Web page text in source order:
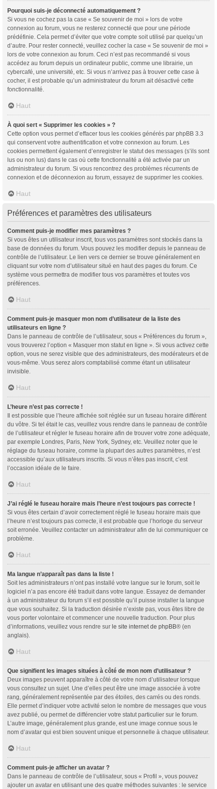
Pourquoi suis-je déconnecté automatiquement ?
Si vous ne cochez pas la case « Se souvenir de moi » lors de votre
connexion au forum, vous ne resterez connecté que pour une période
prédéfinie. Cela permet d’éviter que votre compte soit utilisé par quelqu’un
d’autre. Pour rester connecté, veuillez cocher la case « Se souvenir de moi »
lors de votre connexion au forum. Ceci n’est pas recommandé si vous
accédez au forum depuis un ordinateur public, comme une librairie, un
cybercafé, une université, etc. Si vous n’arrivez pas à trouver cette case à
cocher, il est probable qu’un administrateur du forum ait désactivé cette
fonctionnalité.
Haut
À quoi sert « Supprimer les cookies » ?
Cette option vous permet d’effacer tous les cookies générés par phpBB 3.3
qui conservent votre authentification et votre connexion au forum. Les
cookies permettent également d’enregistrer le statut des messages (s’ils sont
lus ou non lus) dans le cas où cette fonctionnalité a été activée par un
administrateur du forum. Si vous rencontrez des problèmes récurrents de
connexion et de déconnexion au forum, essayez de supprimer les cookies.
Haut
Préférences et paramètres des utilisateurs
Comment puis-je modifier mes paramètres ?
Si vous êtes un utilisateur inscrit, tous vos paramètres sont stockés dans la
base de données du forum. Vous pouvez les modifier depuis le panneau de
contrôle de l’utilisateur. Le lien vers ce dernier se trouve généralement en
cliquant sur votre nom d’utilisateur situé en haut des pages du forum. Ce
système vous permettra de modifier tous vos paramètres et toutes vos
préférences.
Haut
Comment puis-je masquer mon nom d’utilisateur de la liste des
utilisateurs en ligne ?
Dans le panneau de contrôle de l’utilisateur, sous « Préférences du forum »,
vous trouverez l’option « Masquer mon statut en ligne ». Si vous activez cette
option, vous ne serez visible que des administrateurs, des modérateurs et de
vous-même. Vous serez alors comptabilisé comme étant un utilisateur
invisible.
Haut
L’heure n’est pas correcte !
Il est possible que l’heure affichée soit réglée sur un fuseau horaire différent
du vôtre. Si tel était le cas, veuillez vous rendre dans le panneau de contrôle
de l’utilisateur et régler le fuseau horaire afin de trouver votre zone adéquate,
par exemple Londres, Paris, New York, Sydney, etc. Veuillez noter que le
réglage du fuseau horaire, comme la plupart des autres paramètres, n’est
accessible qu’aux utilisateurs inscrits. Si vous n’êtes pas inscrit, c’est
l’occasion idéale de le faire.
Haut
J’ai réglé le fuseau horaire mais l’heure n’est toujours pas correcte !
Si vous êtes certain d’avoir correctement réglé le fuseau horaire mais que
l’heure n’est toujours pas correcte, il est probable que l’horloge du serveur
soit erronée. Veuillez contacter un administrateur afin de lui communiquer ce
problème.
Haut
Ma langue n’apparaît pas dans la liste !
Soit les administrateurs n’ont pas installé votre langue sur le forum, soit le
logiciel n’a pas encore été traduit dans votre langue. Essayez de demander
à un administrateur du forum s’il est possible qu’il puisse installer la langue
que vous souhaitez. Si la traduction désirée n’existe pas, vous êtes libre de
vous porter volontaire et commencer une nouvelle traduction. Pour plus
d’informations, veuillez vous rendre sur le site internet de phpBB® (en
anglais).
Haut
Que signifient les images situées à côté de mon nom d’utilisateur ?
Deux images peuvent apparaître à côté de votre nom d’utilisateur lorsque
vous consultez un sujet. Une d’elles peut être une image associée à votre
rang, généralement représentée par des étoiles, des carrés ou des ronds.
Elle permet d’indiquer votre activité selon le nombre de messages que vous
avez publié, ou permet de différencier votre statut particulier sur le forum.
L’autre image, généralement plus grande, est une image connue sous le
nom d’avatar qui est bien souvent unique et personnelle à chaque utilisateur.
Haut
Comment puis-je afficher un avatar ?
Dans le panneau de contrôle de l’utilisateur, sous « Profil », vous pouvez
ajouter un avatar en utilisant une des quatre méthodes suivantes : le service